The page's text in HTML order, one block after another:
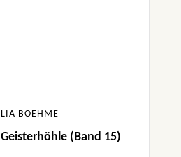
BOEHME
(Band 15)